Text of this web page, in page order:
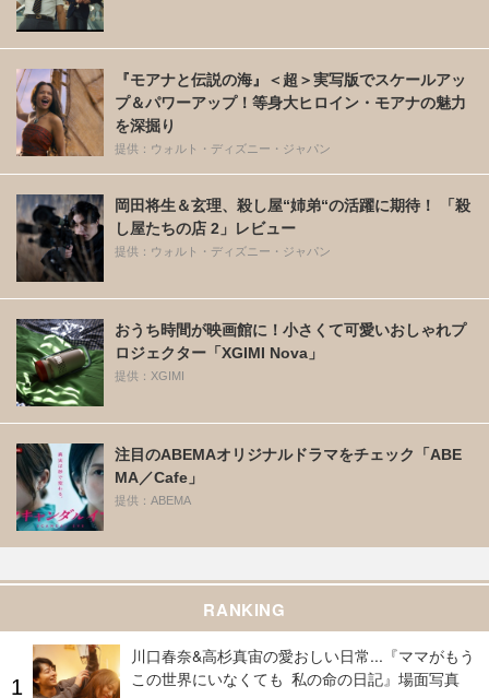
『モアナと伝説の海』＜超＞実写版でスケールアッ
プ＆パワーアップ！等身大ヒロイン・モアナの魅力
を深掘り
提供：ウォルト・ディズニー・ジャパン
岡田将生＆玄理、殺し屋“姉弟“の活躍に期待！ 「殺
し屋たちの店 2」レビュー
提供：ウォルト・ディズニー・ジャパン
おうち時間が映画館に！小さくて可愛いおしゃれプ
ロジェクター「XGIMI Nova」
提供：XGIMI
注目のABEMAオリジナルドラマをチェック「ABE
MA／Cafe」
提供：ABEMA
RANKING
川口春奈&高杉真宙の愛おしい日常...『ママがもう
この世界にいなくても 私の命の日記』場面写真